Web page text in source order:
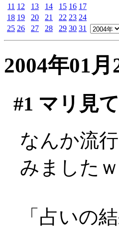
11 12 13 14 15 16 17
18 19 20 21 22 23 24
25 26 27 28 29 30 31
2004年01
#1 マリ見
なんか流
みました
「占いの